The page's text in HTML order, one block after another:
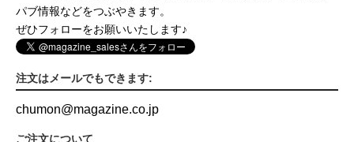
パブ情報などをつぶやきます。
ぜひフォローをお願いいたします♪
注文はメールでもできます:
chumon@magazine.co.jp
ご注文について